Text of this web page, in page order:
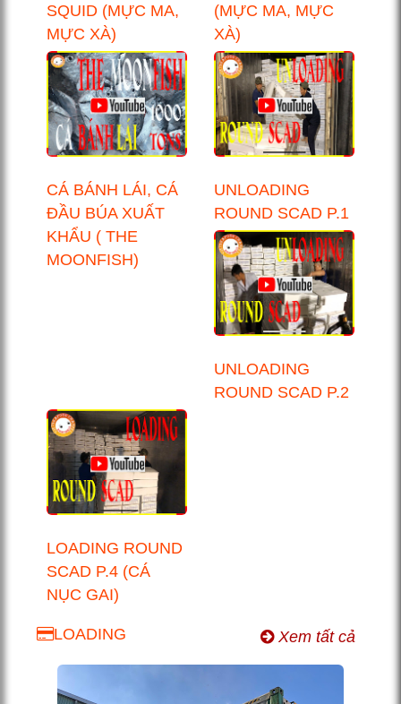
SQUID (MỰC MA,
MỰC XÀ)
(MỰC MA, MỰC
XÀ)
CÁ BÁNH LÁI, CÁ
ĐẦU BÚA XUẤT
KHẨU ( THE
MOONFISH)
UNLOADING
ROUND SCAD P.1
UNLOADING
ROUND SCAD P.2
LOADING ROUND
SCAD P.4 (CÁ
NỤC GAI)
LOADING Xem tất cả